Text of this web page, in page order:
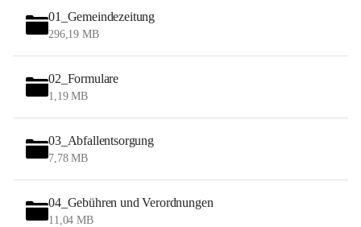
01_Gemeindezeitung
296,19 MB
02_Formulare
1,19 MB
03_Abfallentsorgung
7,78 MB
04_Gebühren und Verordnungen
11,04 MB